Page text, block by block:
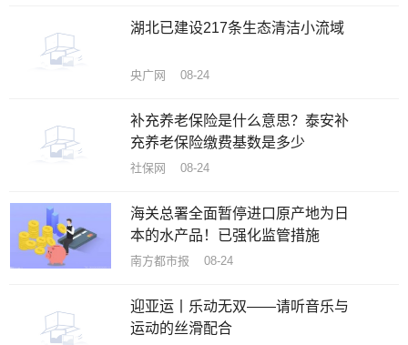
湖北已建设217条生态清洁小流域
央广网 08-24
补充养老保险是什么意思？泰安补
充养老保险缴费基数是多少
社保网 08-24
海关总署全面暂停进口原产地为日
本的水产品！已强化监管措施
南方都市报 08-24
迎亚运丨乐动无双——请听音乐与
运动的丝滑配合